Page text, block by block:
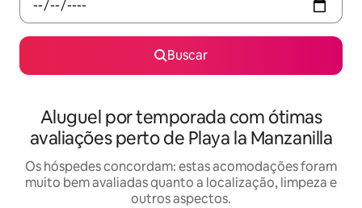
Buscar
Aluguel por temporada com ótimas
avaliações perto de Playa la Manzanilla
Os hóspedes concordam: estas acomodações foram
muito bem avaliadas quanto a localização, limpeza e
outros aspectos.